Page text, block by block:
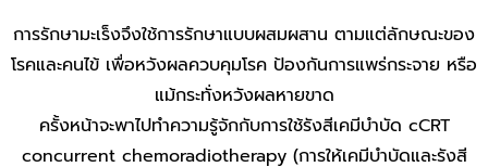
การรักษามะเร็งจึงใช้การรักษาแบบผสมผสาน ตามแต่ลักษณะของ
โรคและคนไข้ เพื่อหวังผลควบคุมโรค ป้องกันการแพร่กระจาย หรือ
แม้กระทั่งหวังผลหายขาด
ครั้งหน้าจะพาไปทำความรู้จักกับการใช้รังสีเคมีบำบัด cCRT
concurrent chemoradiotherapy (การให้เคมีบำบัดและรังสี